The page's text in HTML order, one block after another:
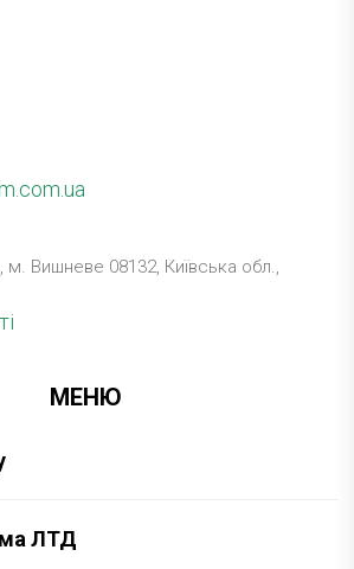
Вишневе 08132, Київська обл.,
МЕНЮ
ЛТД